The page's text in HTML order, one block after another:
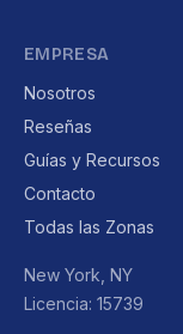
EMPRESA
Nosotros
Reseñas
Guías y Recursos
Contacto
Todas las Zonas
New York, NY
Licencia: 15739